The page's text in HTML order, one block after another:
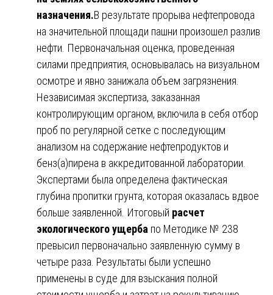
назначения.В результате прорыва нефтепровода
на значительной площади пашни произошел разлив
нефти. Первоначальная оценка, проведенная
силами предприятия, основывалась на визуальном
осмотре и явно занижала объем загрязнения.
Независимая экспертиза, заказанная
контролирующим органом, включила в себя отбор
проб по регулярной сетке с последующим
анализом на содержание нефтепродуктов и
бенз(а)пирена в аккредитованной лаборатории.
Экспертами была определена фактическая
глубина пропитки грунта, которая оказалась вдвое
больше заявленной. Итоговый расчет
экологического ущерба по Методике № 238
превысил первоначально заявленную сумму в
четыре раза. Результаты были успешно
применены в суде для взыскания полной